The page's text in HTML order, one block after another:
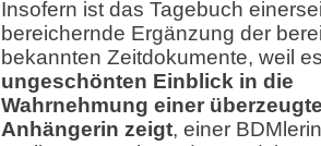
Insofern ist das Tagebuch
bereichernde Ergänzung der
bekannten Zeitdokumente, weil
ungeschönten Einblick in die
Wahrnehmung einer
Anhängerin zeigt, einer